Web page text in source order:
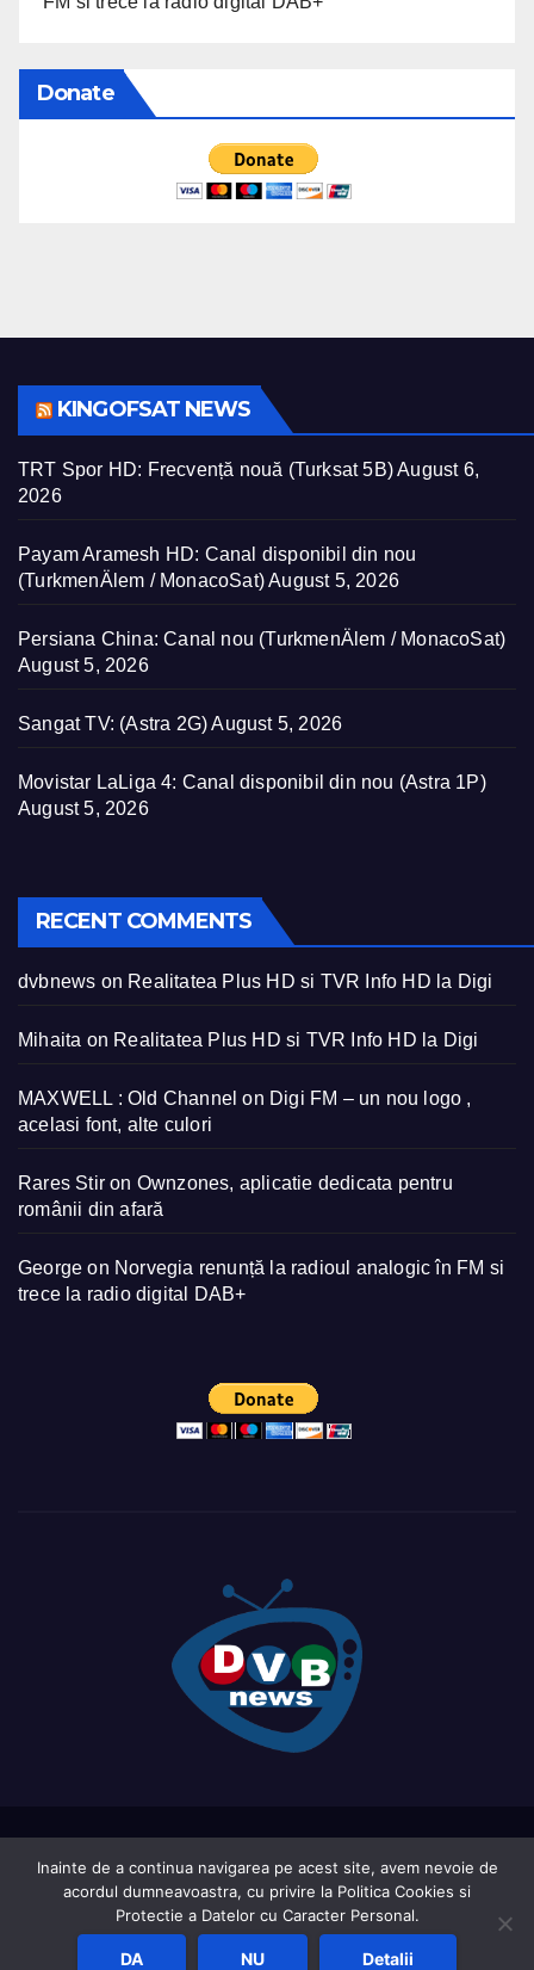
Donate
KINGOFSAT NEWS
TRT Spor HD: Frecvență nouă (Turksat 5B)August 6,
2026
Payam Aramesh HD: Canal disponibil din nou
(TurkmenÄlem / MonacoSat)August 5, 2026
Persiana China: Canal nou (TurkmenÄlem / MonacoSat)
August 5, 2026
Sangat TV: (Astra 2G) August 5, 2026
Movistar LaLiga 4: Canal disponibil din nou (Astra 1P)
August 5, 2026
RECENT COMMENTS
dvbnews on Realitatea Plus HD si TVR Info HD la Digi
Mihaita on Realitatea Plus HD si TVR Info HD la Digi
MAXWELL : Old Channel on Digi FM – un nou logo ,
acelasi font, alte culori
Rares Stir on Ownzones, aplicatie dedicata pentru
românii din afară
George on Norvegia renunță la radioul analogic în FM si
trece la radio digital DAB+
AcasaCe este DVB-ul?LIVE TV ( in curs de actualizare )
Report an active frequency Sat Shop List
Inainte de a continua navigarea pe acest site, avem nevoie de
acordul dumneavoastra, cu privire la Politica Cookies si
Protectie a Datelor cu Caracter Personal.
DA NU Detalii